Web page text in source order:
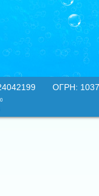
ОГРН: